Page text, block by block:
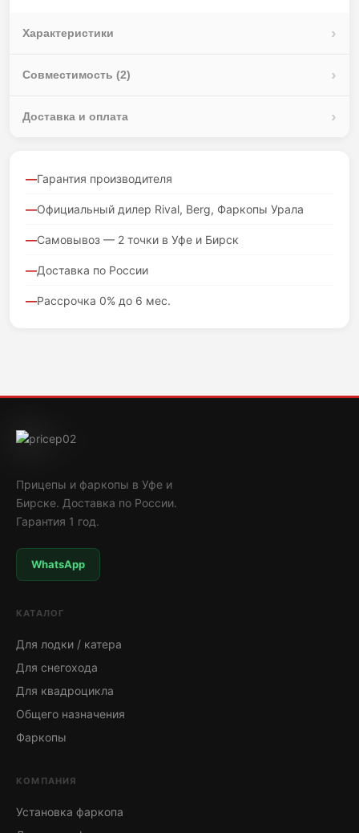
Характеристики
Совместимость (2)
Доставка и оплата
Гарантия производителя
Официальный дилер Rival, Berg, Фаркопы Урала
Самовывоз — 2 точки в Уфе и Бирск
Доставка по России
Рассрочка 0% до 6 мес.
Прицепы и фаркопы в Уфе и
Бирске. Доставка по России.
Гарантия 1 год.
WhatsApp
КАТАЛОГ
Для лодки / катера
Для снегохода
Для квадроцикла
Общего назначения
Фаркопы
КОМПАНИЯ
Установка фаркопа